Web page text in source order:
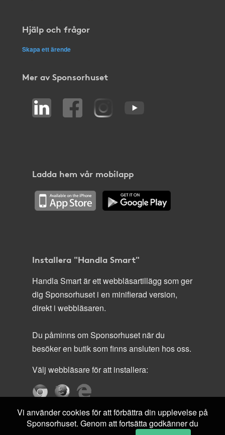
Hjälp och frågor
Skapa ett ärende
Mer av Sponsorhuset
Ladda hem vår mobilapp
Installera "Handla Smart"
Handla Smart är ett webbläsartillägg som ger
dig Sponsorhuset i en minifierad version,
direkt i webbläsaren.
Du påminns om Sponsorhuset när du
besöker en butik som finns ansluten hos oss.
Välj webbläsare för att installera:
Vi använder cookies för att förbättra din upplevelse på
Sponsorhuset. Genom att fortsätta godkänner du